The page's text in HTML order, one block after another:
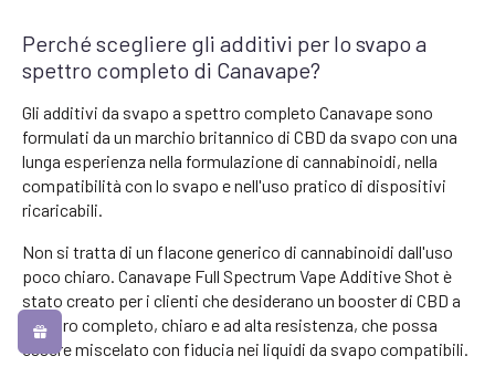
Perché scegliere gli additivi per lo svapo a
spettro completo di Canavape?
Gli additivi da svapo a spettro completo Canavape sono
formulati da un marchio britannico di CBD da svapo con una
lunga esperienza nella formulazione di cannabinoidi, nella
compatibilità con lo svapo e nell'uso pratico di dispositivi
ricaricabili.
Non si tratta di un flacone generico di cannabinoidi dall'uso
poco chiaro. Canavape Full Spectrum Vape Additive Shot è
stato creato per i clienti che desiderano un booster di CBD a
spettro completo, chiaro e ad alta resistenza, che possa
essere miscelato con fiducia nei liquidi da svapo compatibili.